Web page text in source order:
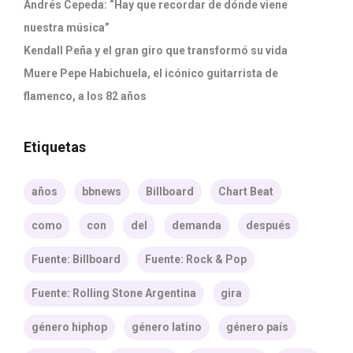
Andrés Cepeda: “Hay que recordar de dónde viene
nuestra música”
Kendall Peña y el gran giro que transformó su vida
Muere Pepe Habichuela, el icónico guitarrista de
flamenco, a los 82 años
Etiquetas
años bbnews Billboard Chart Beat
como con del demanda después
Fuente: Billboard Fuente: Rock & Pop
Fuente: Rolling Stone Argentina gira
género hiphop género latino género país